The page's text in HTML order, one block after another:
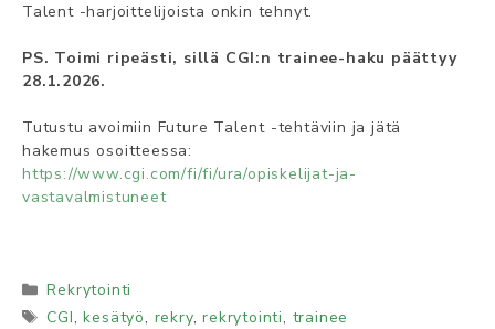
Talent -harjoittelijoista onkin tehnyt.
PS. Toimi ripeästi, sillä CGI:n trainee-haku päättyy
28.1.2026.
Tutustu avoimiin Future Talent -tehtäviin ja jätä
hakemus osoitteessa:
https://www.cgi.com/fi/fi/ura/opiskelijat-ja-
vastavalmistuneet
Kategoriat
Rekrytointi
Avainsanat
CGI,kesätyö, rekry,rekrytointi, trainee